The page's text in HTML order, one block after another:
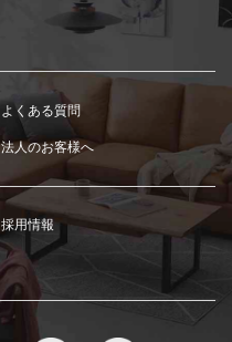
よくある質問
法人のお客様へ
採用情報